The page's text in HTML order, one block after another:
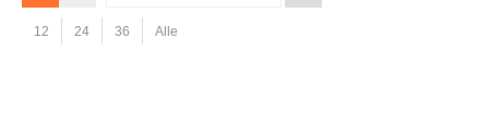
12 24 36 Alle